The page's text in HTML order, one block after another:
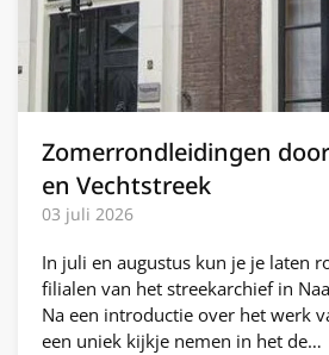
Zomerrondleidingen
en Vechtstreek
03 juli 2026
In juli en augustus kun je je laten
filialen van het streekarchief in
Na een introductie over het werk
een uniek kijkje nemen in het de…